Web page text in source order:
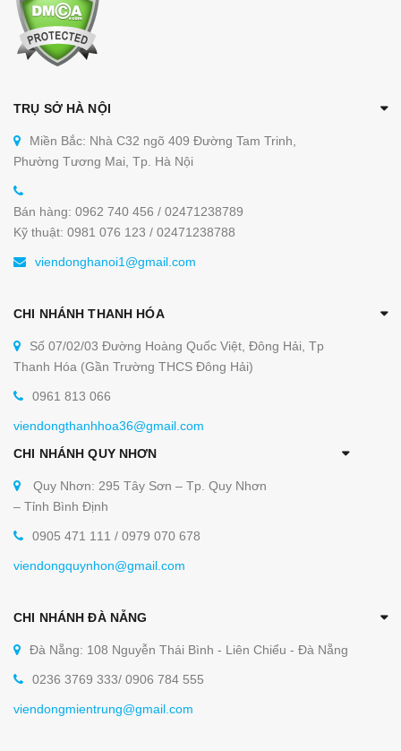
TRỤ SỞ HÀ NỘI
Miền Bắc: Nhà C32 ngõ 409 Đường Tam Trinh,
Phường Tương Mai, Tp. Hà Nội
Bán hàng: 0962 740 456 / 02471238789
Kỹ thuật: 0981 076 123 / 02471238788
viendonghanoi1@gmail.com
CHI NHÁNH THANH HÓA
Số 07/02/03 Đường Hoàng Quốc Việt, Đông Hải, Tp
Thanh Hóa (Gần Trường THCS Đông Hải)
0961 813 066
viendongthanhhoa36@gmail.com
CHI NHÁNH QUY NHƠN
Quy Nhơn: 295 Tây Sơn – Tp. Quy Nhơn
– Tỉnh Bình Định
0905 471 111 / 0979 070 678
viendongquynhon@gmail.com
CHI NHÁNH ĐÀ NẴNG
Đà Nẵng: 108 Nguyễn Thái Bình - Liên Chiểu - Đà Nẵng
0236 3769 333/ 0906 784 555
viendongmientrung@gmail.com